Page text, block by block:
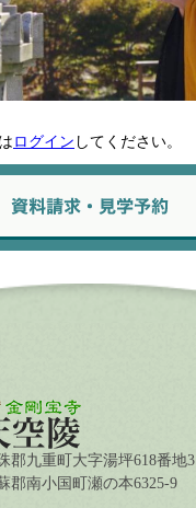
ログイン してください。
郡九重町大字湯坪618番地3
郡南小国町瀬の本6325-9